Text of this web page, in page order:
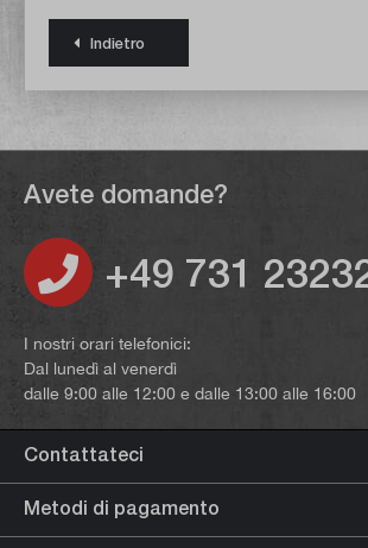
Indietro
Avete domande?
+49 731
I nostri orari telefonici:
Dal lunedì al venerdì
dalle 9:00 alle 12:00 e dalle 13:00 alle 16:00
Contattateci
Metodi di pagamento